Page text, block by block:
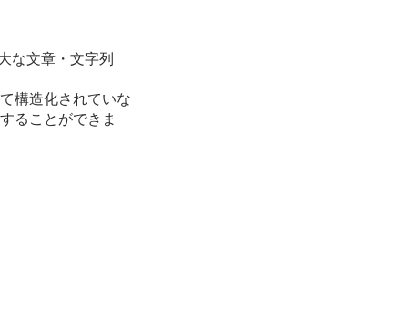
な文章・文字列
構造化されていな
ることができま